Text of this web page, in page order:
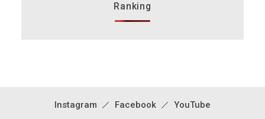
Ranking
Instagram Facebook YouTube